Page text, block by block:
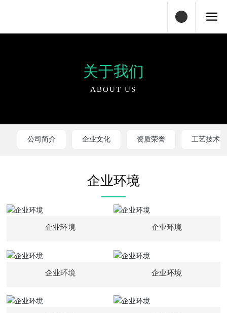
关于我们
ABOUT US
公司简介 企业文化 资质荣誉 工艺技术
企业环境
企业环境 企业环境
企业环境 企业环境